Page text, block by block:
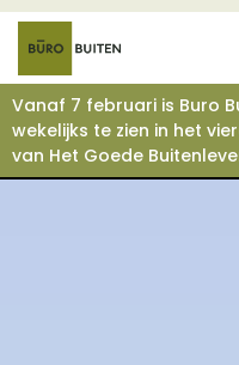
Vanaf 7 februari is Buro
wekelijks te zien in het
van Het Goede